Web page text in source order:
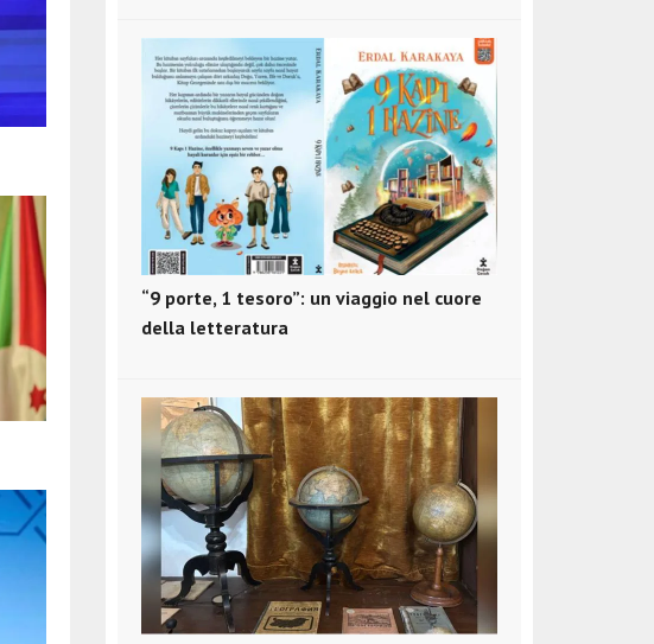
“9 porte, 1 tesoro”: un viaggio nel cuore
della letteratura